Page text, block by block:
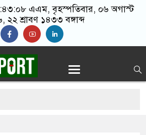
এএম, বৃহস্পতিবার, ০৬ অগাস্ট
২২ শ্রাবণ ১৪৩৩ বঙ্গাব্দ